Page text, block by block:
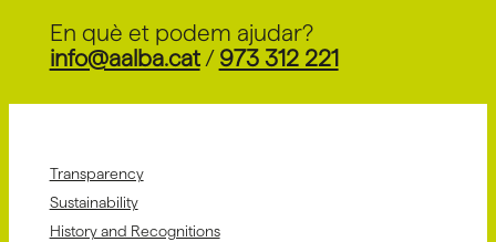
En què et podem ajudar?
info@aalba.cat/ 973 312 221
Transparency
Sustainability
History and Recognitions